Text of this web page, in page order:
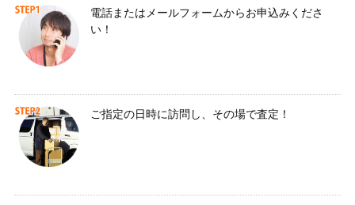
電話またはメールフォームからお申込みくださ
い！
ご指定の日時に訪問し、その場で査定！